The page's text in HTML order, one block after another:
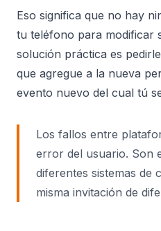
Eso significa que no hay
tu teléfono para modificar
solución práctica es
que agregue a la nueva
evento nuevo del cual tú
Los fallos entre
error del usuario. Son
diferentes sistemas de
misma invitación de